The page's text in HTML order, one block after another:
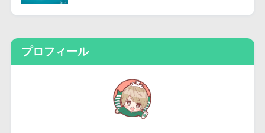
プロフィール